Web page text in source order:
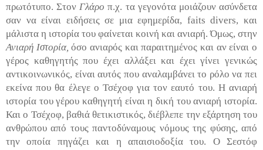
πρωτότυπο. Στον Γλάρο π.χ. τα γεγονότα μοιάζουν ασύνδετα
σαν να είναι ειδήσεις σε μια εφημερίδα, faits divers, και
μάλιστα η ιστορία του φαίνεται κοινή και ανιαρή. Όμως, στην
Ανιαρή Ιστορία,όσο ανιαρός και παραιτημένος και αν είναι ο
γέρος καθηγητής που έχει αλλάξει και έχει γίνει γενικώς
αντικοινωνικός, είναι αυτός που αναλαμβάνει το ρόλο να πει
εκείνα που θα έλεγε ο Τσέχοφ για τον εαυτό του. Η ανιαρή
ιστορία του γέρου καθηγητή είναι η δική του ανιαρή ιστορία.
Και ο Τσέχοφ, βαθιά θετικιστικός, διέβλεπε την εξάρτηση του
ανθρώπου από τους παντοδύναμους νόμους της φύσης, από
την οποία πηγάζει και η απαισιοδοξία του. Ο Σεστόφ